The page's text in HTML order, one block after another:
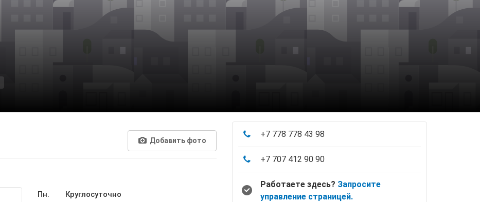
Добавить фото
Пн.
Круглосуточно
+7 778 778 43 98
+7 707 412 90 90
Работаете здесь? Запросите
управление страницей.